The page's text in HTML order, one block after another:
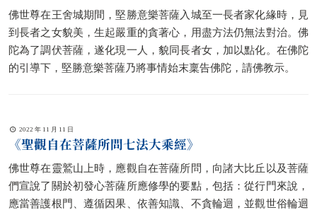
佛世尊在王舍城期間，堅勝意樂菩薩入城至一長者家化緣時，見
到長者之女貌美，生起嚴重的貪著心，用盡方法仍無法對治。佛
陀為了調伏菩薩，遂化現一人，貌同長者女，加以點化。在佛陀
的引導下，堅勝意樂菩薩乃將事情始末稟告佛陀，請佛教示。
2022 年 11 月 11 日
《聖觀自在菩薩所問七法大乘經》
佛世尊在靈鷲山上時，應觀自在菩薩所問，向諸大比丘以及菩薩
們宣說了關於初發心菩薩所應修學的要點，包括：從行門來說，
應當善護根門、遵循因果、依善知識、不貪輪迴，並觀世俗輪迴